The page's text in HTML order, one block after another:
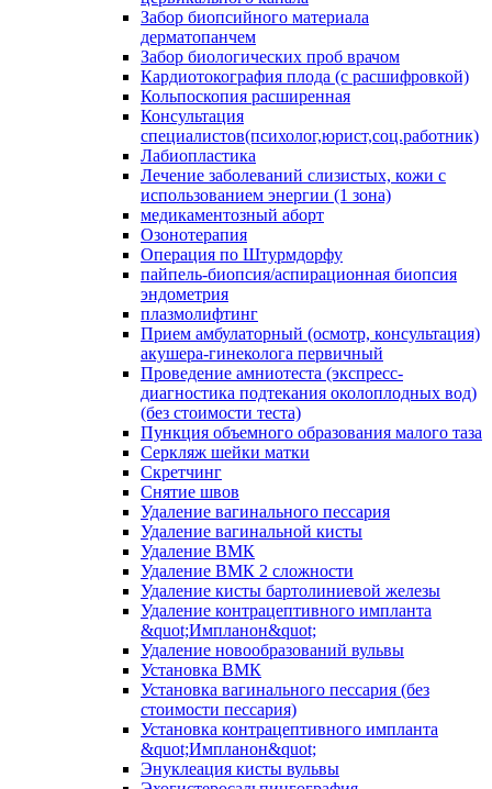
Забор биопсийного материала
дерматопанчем
Забор биологических проб врачом
Кардиотокография плода (с расшифровкой)
Кольпоскопия расширенная
Консультация
специалистов(психолог,юрист,соц.работник)
Лабиопластика
Лечение заболеваний слизистых, кожи с
использованием энергии (1 зона)
медикаментозный аборт
Озонотерапия
Операция по Штурмдорфу
пайпель-биопсия/аспирационная биопсия
эндометрия
плазмолифтинг
Прием амбулаторный (осмотр, консультация)
акушера-гинеколога первичный
Проведение амниотеста (экспресс-
диагностика подтекания околоплодных вод)
(без стоимости теста)
Пункция объемного образования малого таза
Серкляж шейки матки
Скретчинг
Снятие швов
Удаление вагинального пессария
Удаление вагинальной кисты
Удаление ВМК
Удаление ВМК 2 сложности
Удаление кисты бартолиниевой железы
Удаление контрацептивного импланта
&quot;Импланон&quot;
Удаление новообразований вульвы
Установка ВМК
Установка вагинального пессария (без
стоимости пессария)
Установка контрацептивного импланта
&quot;Импланон&quot;
Энуклеация кисты вульвы